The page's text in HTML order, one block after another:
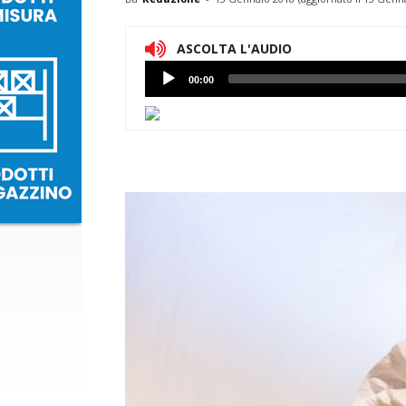
ASCOLTA L'AUDIO
Lettore
Audio
00:00